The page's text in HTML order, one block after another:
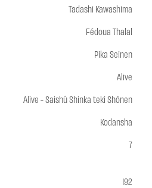
Tadashi Kawashima
Fédoua Thalal
Pika Seinen
Alive
Alive - Saishû Shinka teki Shônen
Kodansha
7
192